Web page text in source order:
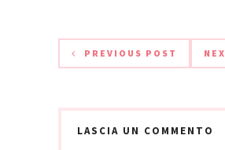
PREVIOUS POST
LASCIA UN COMMENTO